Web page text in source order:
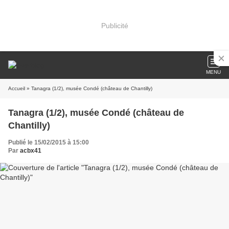
Publicité
MENU
Accueil » Tanagra (1/2), musée Condé (château de Chantilly)
Tanagra (1/2), musée Condé (château de
Chantilly)
Publié le 15/02/2015 à 15:00
Par acbx41